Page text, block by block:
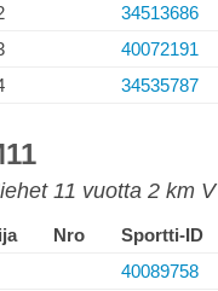
34513686
40072191
34535787
11 vuotta 2 km V
Nro Sportti-ID
40089758